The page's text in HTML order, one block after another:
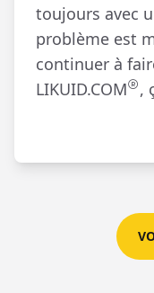
toujours avec
problème est
continuer à
LIKUID.COM
,